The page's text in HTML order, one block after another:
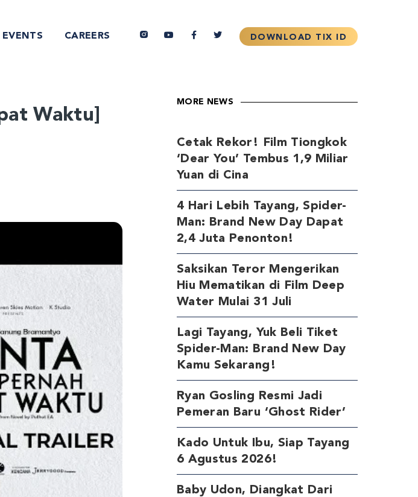
CAREERS
Waktu]
MORE NEWS
Cetak Rekor! Film Tiongkok
‘Dear You’ Tembus 1,9 Miliar
Yuan di Cina
4 Hari Lebih Tayang, Spider-
Man: Brand New Day Dapat
2,4 Juta Penonton!
Saksikan Teror Mengerikan
Hiu Mematikan di Film Deep
Water Mulai 31 Juli
Lagi Tayang, Yuk Beli Tiket
Spider-Man: Brand New Day
Kamu Sekarang!
Ryan Gosling Resmi Jadi
Pemeran Baru ‘Ghost Rider’
Kado Untuk Ibu, Siap Tayang
6 Agustus 2026!
Baby Udon, Diangkat Dari